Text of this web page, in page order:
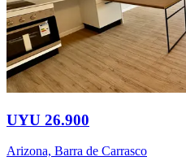
UYU 26.900
Arizona, Barra de Carrasco